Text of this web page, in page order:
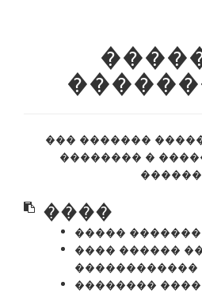
��� �������
�������� �
����
����� �������
���� ������
������������
��������